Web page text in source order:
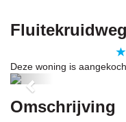
Deze woning is
Previous
Omschrijving